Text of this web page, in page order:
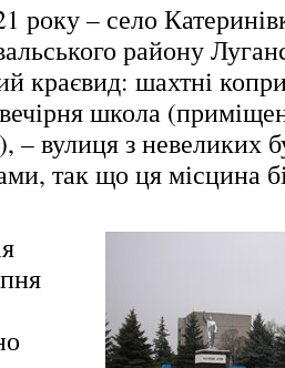
року – село
району
краєвид: шахтні
школа
– вулиця з невеликих
так що ця місцина